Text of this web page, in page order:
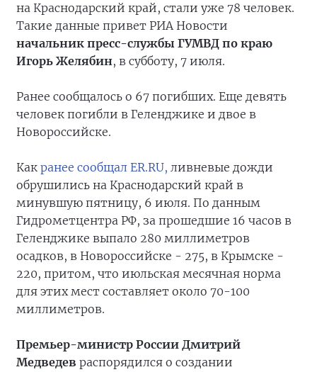
на Краснодарский край, стали уже 78 человек.
Такие данные привет РИА Новости
начальник пресс-службы ГУМВД по краю
Игорь Желябин, в субботу, 7 июля.
Ранее сообщалось о 67 погибших. Еще девять
человек погибли в Геленджике и двое в
Новороссийске.
Как ранее сообщал ER.RU, ливневые дожди
обрушились на Краснодарский край в
минувшую пятницу, 6 июля. По данным
Гидрометцентра РФ, за прошедшие 16 часов в
Геленджике выпало 280 миллиметров
осадков, в Новороссийске - 275, в Крымске -
220, притом, что июльская месячная норма
для этих мест составляет около 70-100
миллиметров.
Премьер-министр России Дмитрий
Медведев распорядился о создании